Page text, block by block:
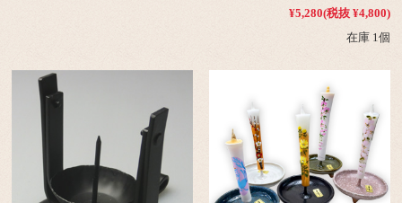
¥5,280(税抜 ¥4,800)
在庫 1個